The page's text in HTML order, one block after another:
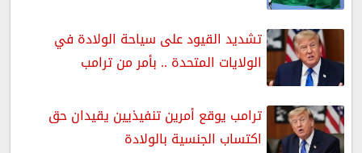
تشديد القيود على سياحة الولادة في
الولايات المتحدة .. بأمر من ترامب
ترامب يوقع أمرين تنفيذيين يقيدان حق
اكتساب الجنسية بالولادة